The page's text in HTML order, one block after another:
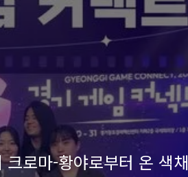
로마-황야로부터 온 색채